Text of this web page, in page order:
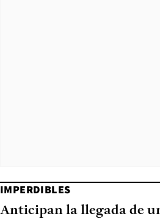
IMPERDIBLES
Anticipan la llegada de